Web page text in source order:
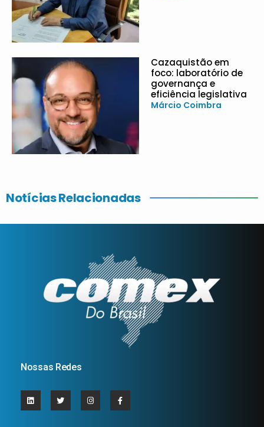
Cazaquistão em
foco: laboratório de
governança e
eficiência legislativa
Márcio Coimbra
Notícias Relacionadas
Nossas Redes